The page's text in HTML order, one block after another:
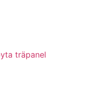
träpanel